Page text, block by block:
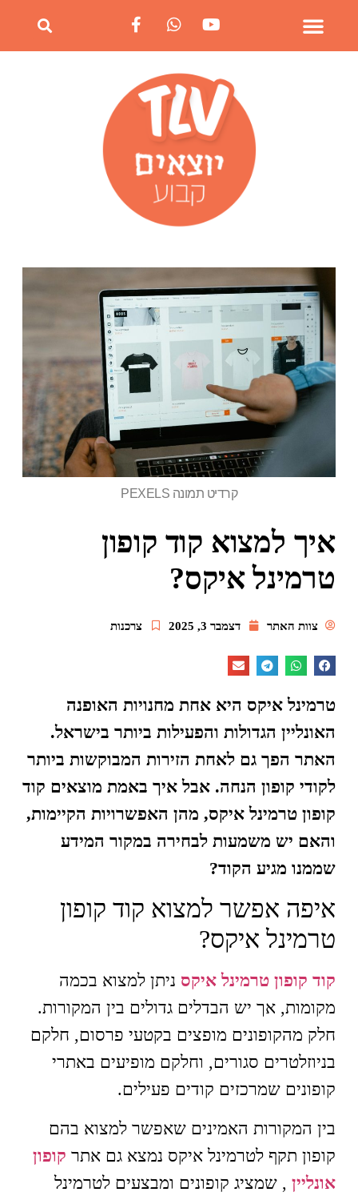
קרדיט תמונה PEXELS
איך למצוא קוד קופון
טרמינל איקס?
צוות האתר דצמבר 3, 2025 צרכנות
טרמינל איקס היא אחת מחנויות האופנה
האונליין הגדולות והפעילות ביותר בישראל.
האתר הפך גם לאחת הזירות המבוקשות ביותר
לקודי קופון הנחה. אבל איך באמת מוצאים קוד
קופון טרמינל איקס, מהן האפשרויות הקיימות,
והאם יש משמעות לבחירה במקור המידע
שממנו מגיע הקוד?
איפה אפשר למצוא קוד קופון
טרמינל איקס?
קוד קופון טרמינל איקס ניתן למצוא בכמה
מקומות, אך יש הבדלים גדולים בין המקורות.
חלק מהקופונים מופצים בקטעי פרסום, חלקם
בניוזלטרים סגורים, וחלקם מופיעים באתרי
קופונים שמרכזים קודים פעילים.
בין המקורות האמינים שאפשר למצוא בהם
קופון תקף לטרמינל איקס נמצא גם אתר קופון
אונליין, שמציג קופונים ומבצעים לטרמינל